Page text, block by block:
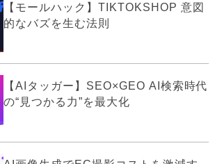
【モールハック】TIKTOKSHOP 意図
的なバズを生む法則
【AIタッガー】SEO×GEO AI検索時代
の“見つかる力”を最大化